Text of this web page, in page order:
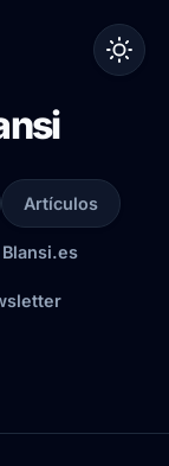
Artículos